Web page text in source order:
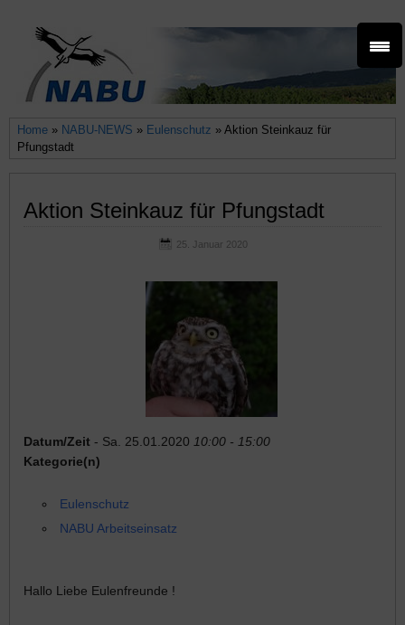
Home » NABU-NEWS » Eulenschutz » Aktion Steinkauz für
Pfungstadt
Aktion Steinkauz für Pfungstadt
25. Januar 2020
Datum/Zeit - Sa. 25.01.2020 10:00 - 15:00
Kategorie(n)
Eulenschutz
NABU Arbeitseinsatz
Hallo Liebe Eulenfreunde !